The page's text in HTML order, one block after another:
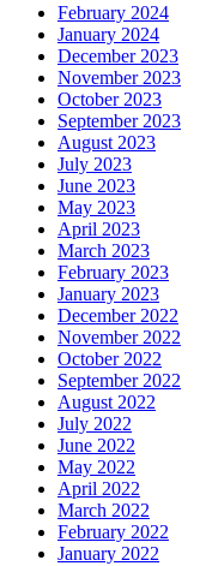
February 2024
January 2024
December 2023
November 2023
October 2023
September 2023
August 2023
July 2023
June 2023
May 2023
April 2023
March 2023
February 2023
January 2023
December 2022
November 2022
October 2022
September 2022
August 2022
July 2022
June 2022
May 2022
April 2022
March 2022
February 2022
January 2022